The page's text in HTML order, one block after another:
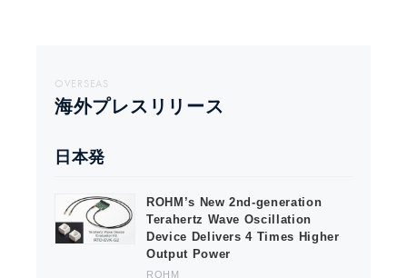
OVERSEAS
海外プレスリリース
日本発
ROHM’s New 2nd-generation
Terahertz Wave Oscillation
Device Delivers 4 Times Higher
Output Power
ROHM